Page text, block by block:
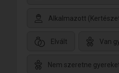
Alkalmazott
Elvált Van
Nem szeretne